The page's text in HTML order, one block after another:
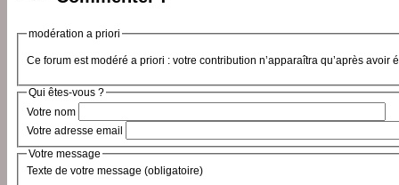
modération a priori
Ce forum est modéré a priori : votre contribution n’apparaîtra qu’après avoir
Qui êtes-vous ?
Votre nom
Votre adresse email
Votre message
Texte de votre message (obligatoire)